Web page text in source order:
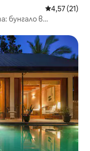
Средна
4,57 (21)
бунгало в